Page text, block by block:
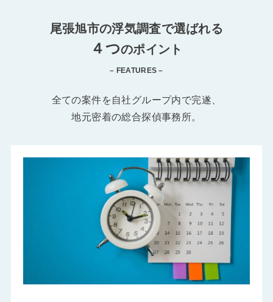
尾張旭市の浮気調査で選ばれる
４つのポイント
– FEATURES –
全ての案件を自社グループ内で完遂、
地元密着の総合探偵事務所。